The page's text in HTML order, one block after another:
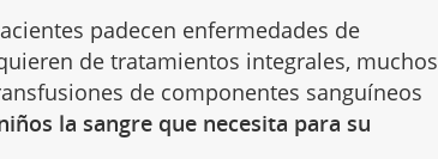
padecen enfermedades de
de tratamientos integrales, muchos
de componentes sanguíneos
la sangre que necesita para su